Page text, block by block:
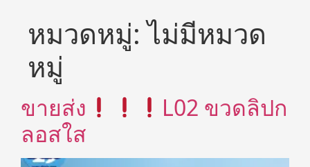
หมวดหมู่:ไม่มีหมวด
หมู่
ขายส่ง
L02 ขวดลิปก
ลอสใส